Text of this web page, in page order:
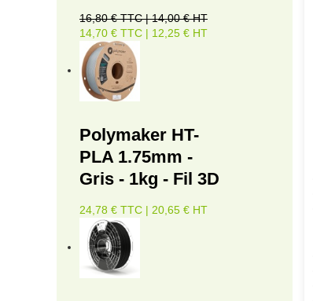
16,80 € TTC | 14,00 € HT
14,70 € TTC | 12,25 € HT
Polymaker HT-
PLA 1.75mm -
Gris - 1kg - Fil 3D
24,78 € TTC | 20,65 € HT